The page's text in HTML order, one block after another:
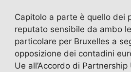
Capitolo a parte è quello dei
reputato sensibile da ambo
particolare per Bruxelles a
opposizione dei contadini
Ue all’Accordo di